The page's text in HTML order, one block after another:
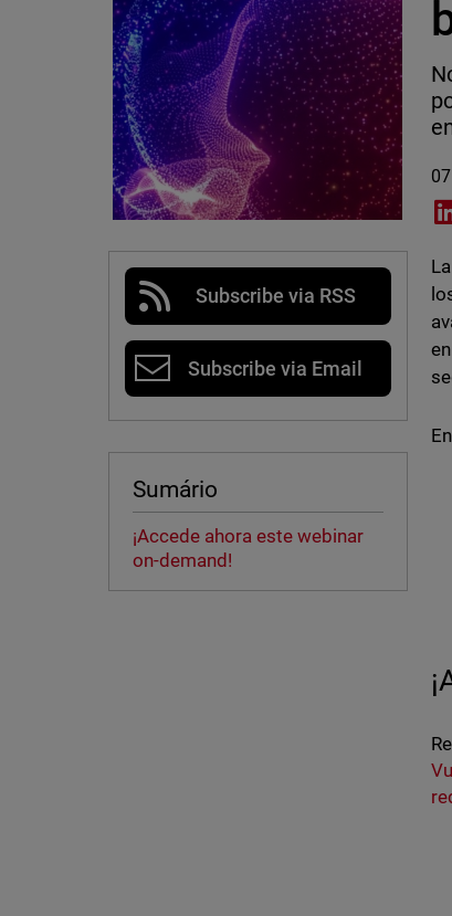
Subscribe via RSS
Subscribe via Email
Sumário
¡Accede ahora este webinar
on-demand!